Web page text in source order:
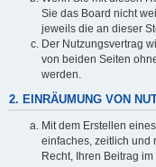
Sie das Board nicht
jeweils die an dieser
Der Nutzungsvertrag
von beiden Seiten
werden.
2. EINRÄUMUNG VON
Mit dem Erstellen
einfaches, zeitlich und
Recht, Ihren Beitrag